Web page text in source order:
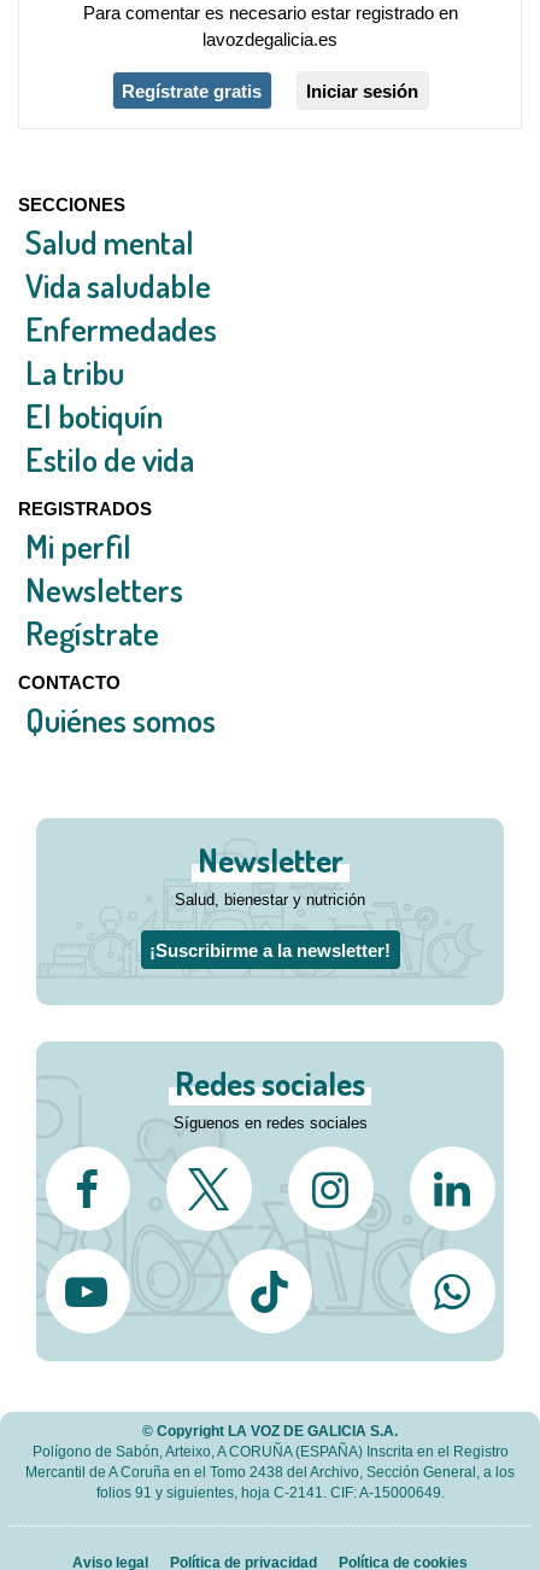
Para comentar es necesario estar registradoen
lavozdegalicia.es
Regístrate gratis Iniciar sesión
SECCIONES
Salud mental
Vida saludable
Enfermedades
La tribu
El botiquín
Estilo de vida
REGISTRADOS
Mi perfil
Newsletters
Regístrate
CONTACTO
Quiénes somos
Newsletter
Salud, bienestar y nutrición
¡Suscribirme a la newsletter!
Redes sociales
Síguenos en redes sociales
© Copyright LA VOZ DE GALICIA S.A.
Polígono de Sabón, Arteixo, A CORUÑA (ESPAÑA) Inscrita en el Registro
Mercantil de A Coruña en el Tomo 2438 del Archivo, Sección General, a los
folios 91 y siguientes, hoja C-2141. CIF: A-15000649.
Aviso legal Política de privacidad Política de cookies